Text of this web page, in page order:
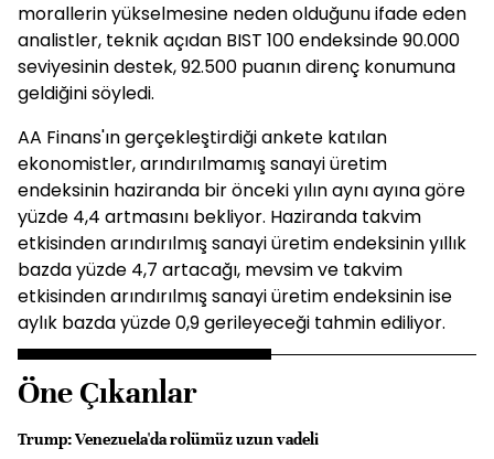
morallerin yükselmesine neden olduğunu ifade eden
analistler, teknik açıdan BIST 100 endeksinde 90.000
seviyesinin destek, 92.500 puanın direnç konumuna
geldiğini söyledi.
AA Finans'ın gerçekleştirdiği ankete katılan
ekonomistler, arındırılmamış sanayi üretim
endeksinin haziranda bir önceki yılın aynı ayına göre
yüzde 4,4 artmasını bekliyor. Haziranda takvim
etkisinden arındırılmış sanayi üretim endeksinin yıllık
bazda yüzde 4,7 artacağı, mevsim ve takvim
etkisinden arındırılmış sanayi üretim endeksinin ise
aylık bazda yüzde 0,9 gerileyeceği tahmin ediliyor.
Öne Çıkanlar
Trump: Venezuela'da rolümüz uzun vadeli